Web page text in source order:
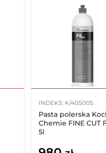
INDEKS: K/405005
Pasta polerska
Chemie FINE CUT
5l